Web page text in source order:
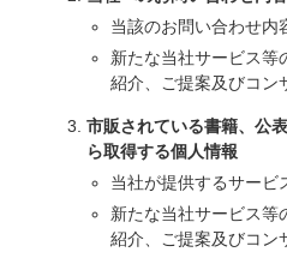
当該のお問い合わせ内
新たな当社サービス等
紹介、ご提案及びコン
市販されている書籍、公
ら取得する個人情報
当社が提供するサービ
新たな当社サービス等
紹介、ご提案及びコン